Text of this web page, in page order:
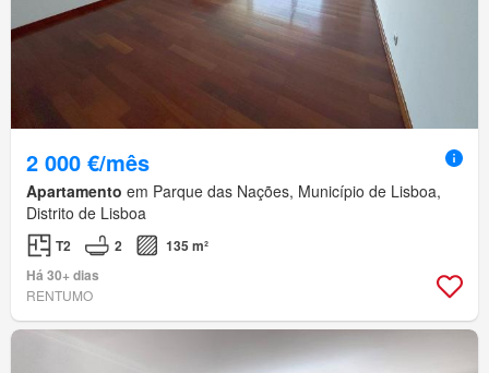
2 000 €/mês
Apartamento em Parque das Nações, Município de Lisboa,
Distrito de Lisboa
T2 2
135 m²
Há 30+ dias
RENTUMO